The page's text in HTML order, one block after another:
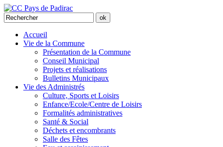
Accueil
Vie de la Commune
Présentation de la Commune
Conseil Municipal
Projets et réalisations
Bulletins Municipaux
Vie des Administrés
Culture, Sports et Loisirs
Enfance/Ecole/Centre de Loisirs
Formalités administratives
Santé & Social
Déchets et encombrants
Salle des Fêtes